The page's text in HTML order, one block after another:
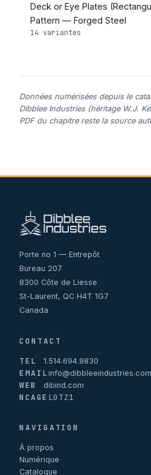
Deck or Eye Plates
Pattern — Forged Steel
14 variantes
Données numérisées depuis le
Dibblee Industries (héritage W.J.
PDF du chapitre reste la source
Porte no 1 — Entrepôt
Bureau 207
8300 Côte de Liesse
St-Laurent, QC H4T 1G7
Canada
CONTACT
TEL
1.514.694.9830
EMAILinfo@dibbleeindustries.com
WEB dibind.com
NCAGE L0TZ1
NAVIGATION
À propos
Numérique
Catalogue